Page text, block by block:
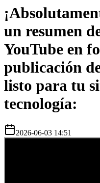
un resumen
YouTube en
publicación
listo para tu
tecnología:
2026-06-03 14:51